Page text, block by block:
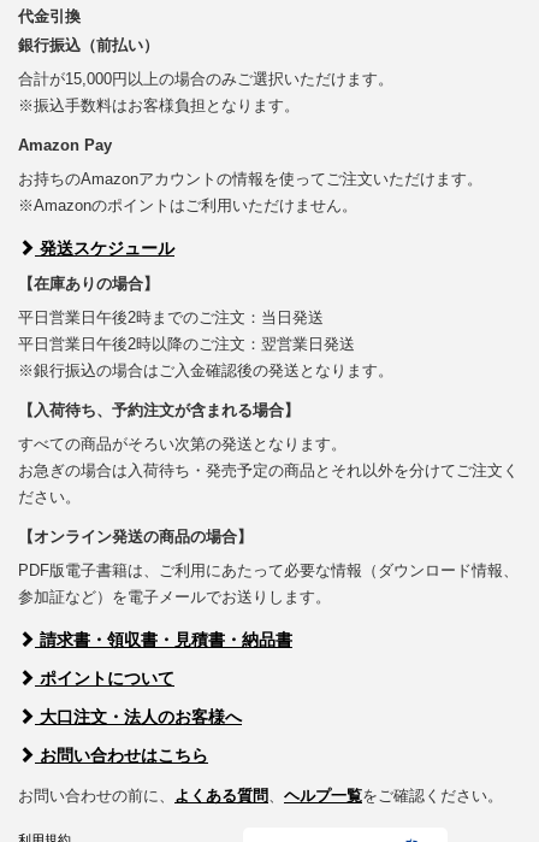
代金引換
銀行振込（前払い）
合計が15,000円以上の場合のみご選択いただけます。
※振込手数料はお客様負担となります。
Amazon Pay
お持ちのAmazonアカウントの情報を使ってご注文いただけます。
※Amazonのポイントはご利用いただけません。
発送スケジュール
【在庫ありの場合】
平日営業日午後2時までのご注文：当日発送
平日営業日午後2時以降のご注文：翌営業日発送
※銀行振込の場合はご入金確認後の発送となります。
【入荷待ち、予約注文が含まれる場合】
すべての商品がそろい次第の発送となります。
お急ぎの場合は入荷待ち・発売予定の商品とそれ以外を分けてご注文く
ださい。
【オンライン発送の商品の場合】
PDF版電子書籍は、ご利用にあたって必要な情報（ダウンロード情報、
参加証など）を電子メールでお送りします。
請求書・領収書・見積書・納品書
ポイントについて
大口注文・法人のお客様へ
お問い合わせはこちら
お問い合わせの前に、 よくある質問、 ヘルプ一覧をご確認ください。